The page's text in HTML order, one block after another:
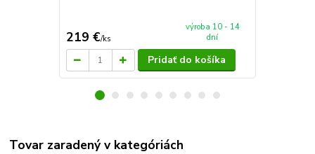
219 €/ks
výroba 10 - 14
dní
Pridať do košíka
Tovar zaradený v kategóriách